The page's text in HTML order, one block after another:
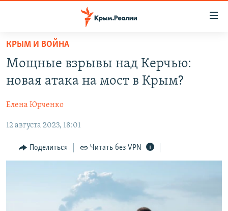
Вернуться
основному
содержанию
навигации
Вернутся
СПЕЦПРОЕКТЫ
КАРТА ВОЕННЫХ ОБЪЕКТОВ КРЫМА
11 ЛЕТ ОККУПАЦИИ КРЫМА. 11 ИСТОРИЙ СОПРОТИВЛЕНИЯ
ИСТОРИЯ
ЕЩЕ
ИНТЕРАКТИВ
ТЕЛЕПРОЕКТ КРЫМ.РЕАЛИИ
СОВЕТЫ ПРАВОЗАЩИТНИКОВ
РАДІО СВОБОДА
КРЫМ И ВОЙНА
Мощные взрывы над Керчью:
новая атака на мост в Крым?
Елена Юрченко
12 августа 2023, 18:01
Поделиться Читать без VPN